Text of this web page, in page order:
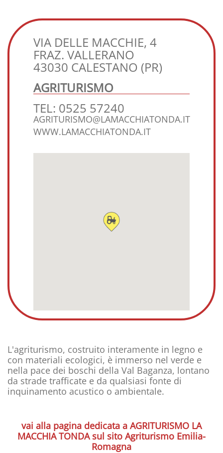
VIA DELLE MACCHIE, 4
FRAZ. VALLERANO
43030 CALESTANO (PR)
AGRITURISMO
TEL: 0525 57240
AGRITURISMO@LAMACCHIATONDA.IT
WWW.LAMACCHIATONDA.IT
L'agriturismo, costruito interamente in legno e
con materiali ecologici, è immerso nel verde e
nella pace dei boschi della Val Baganza, lontano
da strade trafficate e da qualsiasi fonte di
inquinamento acustico o ambientale.
vai alla pagina dedicata a AGRITURISMO LA
MACCHIA TONDA sul sito Agriturismo Emilia-
Romagna